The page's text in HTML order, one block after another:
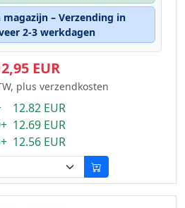
– Verzending in
2-3 werkdagen
EUR
plus verzendkosten
12.82 EUR
12.69 EUR
12.56 EUR